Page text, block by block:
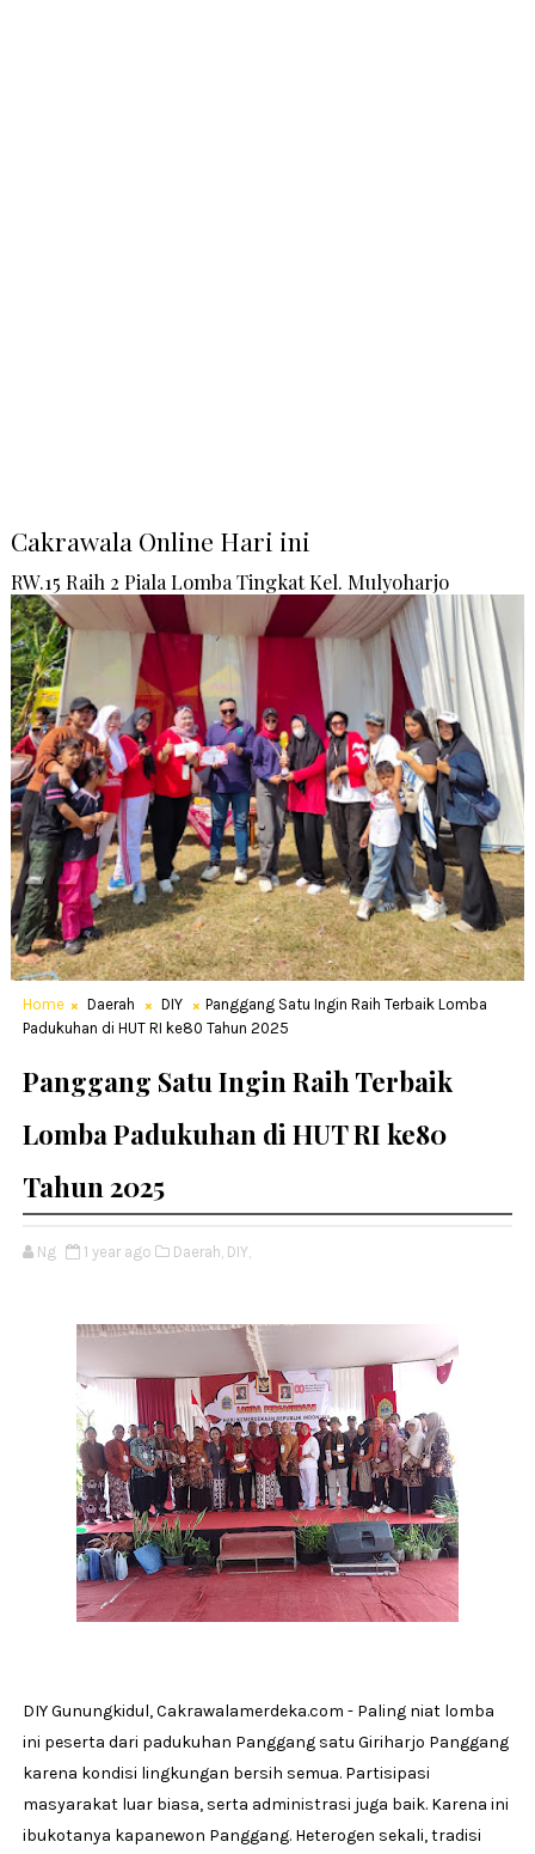
Cakrawala Online Hari ini
RW.15 Raih 2 Piala Lomba Tingkat Kel. Mulyoharjo
Home Daerah DIY
Panggang Satu Ingin Raih Terbaik Lomba
Padukuhan di HUT RI ke80 Tahun 2025
Panggang Satu Ingin Raih Terbaik
Lomba Padukuhan di HUT RI ke80
Tahun 2025
Ng 1 year ago Daerah, DIY,
DIY Gunungkidul, Cakrawalamerdeka.com - Paling niat lomba
ini peserta dari padukuhan Panggang satu Giriharjo Panggang
karena kondisi lingkungan bersih semua. Partisipasi
masyarakat luar biasa, serta administrasi juga baik. Karena ini
ibukotanya kapanewon Panggang. Heterogen sekali, tradisi